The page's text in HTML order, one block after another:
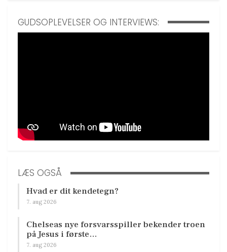
GUDSOPLEVELSER OG INTERVIEWS:
LÆS OGSÅ
Hvad er dit kendetegn?
7. aug 2026
Chelseas nye forsvarsspiller bekender troen
på Jesus i første…
7. aug 2026